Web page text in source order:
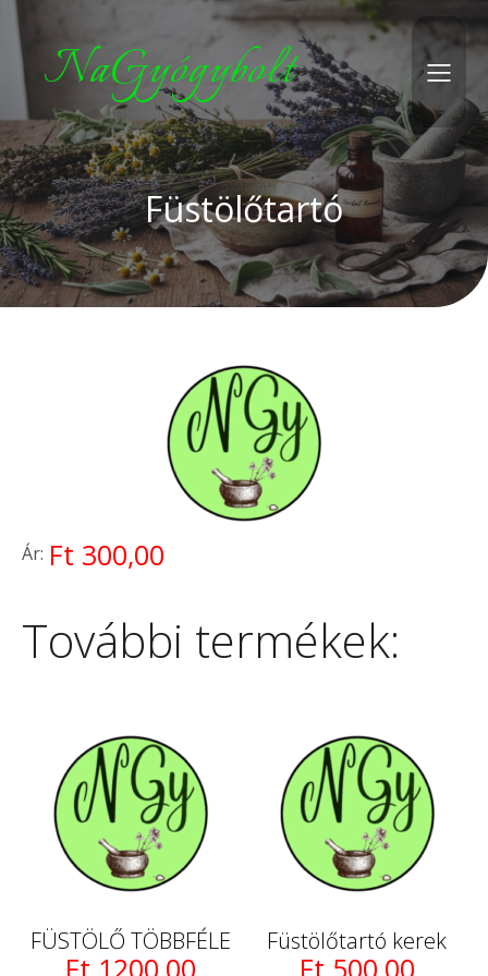
NaGyógybolt
Füstölőtartó
Ár: Ft 300,00
További termékek:
FÜSTÖLŐ TÖBBFÉLE
Ft 1200,00
Füstölőtartó kerek
Ft 500,00